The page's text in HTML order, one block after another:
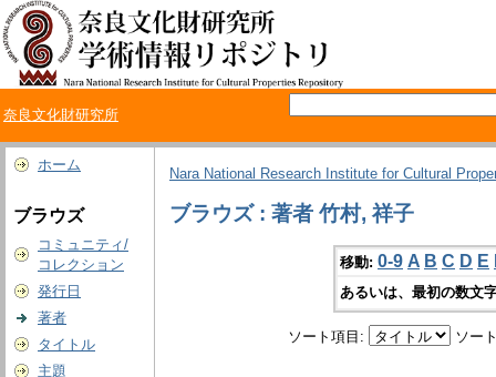
奈良文化財研究所
ホーム
ブラウズ
コミュニティ/
コレクション
発行日
著者
タイトル
主題
Nara National Research Institute for Cultural
ブラウズ : 著者 竹村, 祥子
移動: 0-9 A B C D E
あるいは、最初の数文
ソート項目: ソー